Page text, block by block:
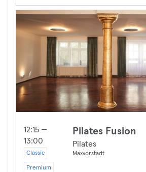
12:15 —
13:00
Classic
Premium
Pilates Fusion
Pilates
Maxvorstadt